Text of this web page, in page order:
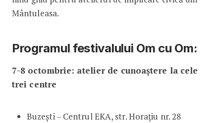
Mântuleasa.
Programul festivalului Om cu Om:
7-8 octombrie: atelier de cunoaștere la cele
trei centre
Buzești – Centrul EKA, str. Horațiu nr. 28